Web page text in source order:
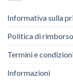
Informativa sulla
Politica di
Termini e
Informazioni